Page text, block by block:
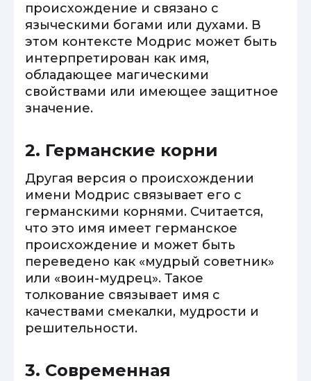
происхождение и связано с
языческими богами или духами. В
этом контексте Модрис может быть
интерпретирован как имя,
обладающее магическими
свойствами или имеющее защитное
значение.
2. Германские корни
Другая версия о происхождении
имени Модрис связывает его с
германскими корнями. Считается,
что это имя имеет германское
происхождение и может быть
переведено как «мудрый советник»
или «воин-мудрец». Такое
толкование связывает имя с
качествами смекалки, мудрости и
решительности.
3. Современная